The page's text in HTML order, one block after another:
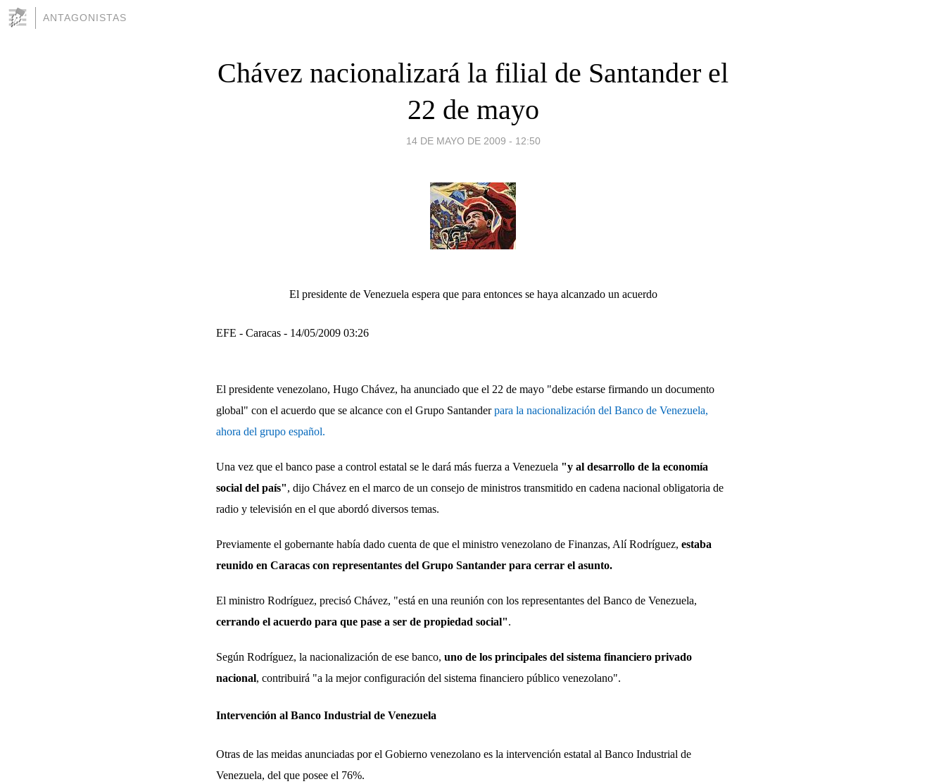
ANTAGONISTAS
Chávez nacionalizará la filial de Santander el
22 de mayo
14 DE MAYO DE 2009 - 12:50
El presidente de Venezuela espera que para entonces se haya alcanzado un acuerdo
EFE - Caracas - 14/05/2009 03:26
El presidente venezolano, Hugo Chávez, ha anunciado que el 22 de mayo "debe estarse firmando un documento
global" con el acuerdo que se alcance con el Grupo Santanderpara la nacionalización del Banco de Venezuela,
ahora del grupo español.
Una vez que el banco pase a control estatal se le dará más fuerza a Venezuela "y al desarrollo de la economía
social del país", dijo Chávez en el marco de un consejo de ministros transmitido en cadena nacional obligatoria de
radio y televisión en el que abordó diversos temas.
Previamente el gobernante había dado cuenta de que el ministro venezolano de Finanzas, Alí Rodríguez, estaba
reunido en Caracas con representantes del Grupo Santander para cerrar el asunto.
El ministro Rodríguez, precisó Chávez, "está en una reunión con los representantes del Banco de Venezuela,
cerrando el acuerdo para que pase a ser de propiedad social".
Según Rodríguez, la nacionalización de ese banco, uno de los principales del sistema financiero privado
nacional, contribuirá "a la mejor configuración del sistema financiero público venezolano".
Intervención al Banco Industrial de Venezuela
Otras de las meidas anunciadas por el Gobierno venezolano es la intervención estatal al Banco Industrial de
Venezuela, del que posee el 76%.